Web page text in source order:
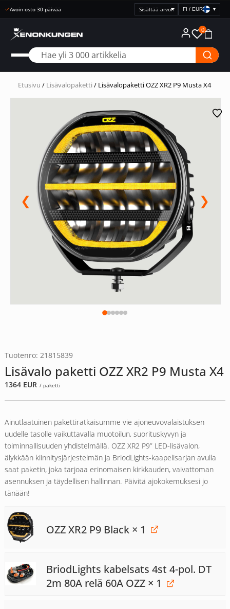
Nopea toimitus
Valitse
FI / EUR ▾
0
Etusivu / Lisävalopaketti / Lisävalopaketti OZZ XR2 P9 Musta X4
❮ ❯
Tuotenro: 21815839
Lisävalo paketti OZZ XR2 P9 Musta X4
1364 EUR / paketti
Ainutlaatuinen pakettiratkaisumme vie ajoneuvovalaistuksen
uudelle tasolle vaikuttavalla muotoilun, suorituskyvyn ja
toiminnallisuuden yhdistelmällä. OZZ XR2 P9” LED-lisävalon,
älykkään kiinnitysjärjestelmän ja BriodLights-kaapelisarjan avulla
saat paketin, joka tarjoaa erinomaisen kirkkauden, vaivattoman
asennuksen ja täydellisen hallinnan. Päivitä ajokokemuksesi jo
tänään!
OZZ XR2 P9 Black× 1
BriodLights kabelsats 4st 4-pol. DT
2m 80A relä 60A OZZ× 1